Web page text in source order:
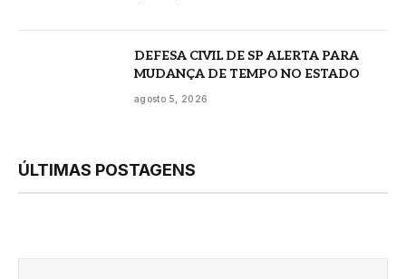
DEFESA CIVIL DE SP ALERTA PARA
MUDANÇA DE TEMPO NO ESTADO
agosto 5, 2026
ÚLTIMAS POSTAGENS